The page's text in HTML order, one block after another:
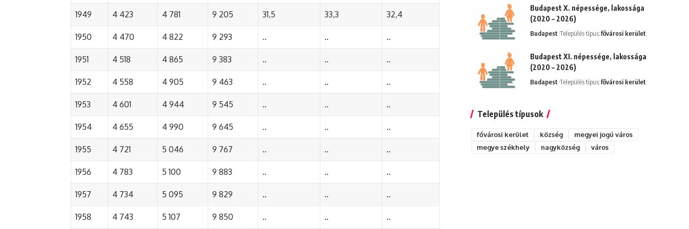
1949 4 423 4 781 9 205 31,5 33,3 32,4
1950 4 470 4 822 9 293 .. .. ..
1951 4 518 4 865 9 383 .. .. ..
1952 4 558 4 905 9 463 .. .. ..
1953 4 601 4 944 9 545 .. .. ..
1954 4 655 4 990 9 645 .. .. ..
1955 4 721 5 046 9 767 .. .. ..
1956 4 783 5 100 9 883 .. .. ..
1957 4 734 5 095 9 829 .. .. ..
1958 4 743 5 107 9 850 .. .. ..
Budapest X. népessége, lakossága
(2020 – 2026)
Budapest Település típus:fővárosi kerület
Budapest XI. népessége, lakossága
(2020 – 2026)
Budapest Település típus:fővárosi kerület
Település típusok
fővárosi kerület község
megyei jogú város
megye székhely
nagyközség város